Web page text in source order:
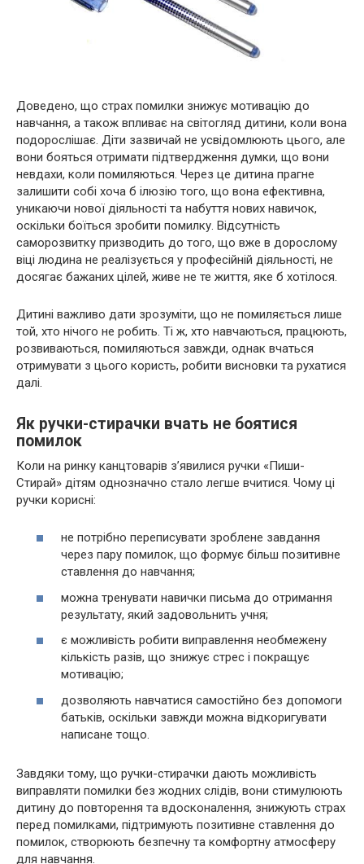
Доведено, що страх помилки знижує мотивацію до
навчання, а також впливає на світогляд дитини, коли вона
подорослішає. Діти зазвичай не усвідомлюють цього, але
вони бояться отримати підтвердження думки, що вони
невдахи, коли помиляються. Через це дитина прагне
залишити собі хоча б ілюзію того, що вона ефективна,
уникаючи нової діяльності та набуття нових навичок,
оскільки боїться зробити помилку. Відсутність
саморозвитку призводить до того, що вже в дорослому
віці людина не реалізується у професійній діяльності, не
досягає бажаних цілей, живе не те життя, яке б хотілося.
Дитині важливо дати зрозуміти, що не помиляється лише
той, хто нічого не робить. Ті ж, хто навчаються, працюють,
розвиваються, помиляються завжди, однак вчаться
отримувати з цього користь, робити висновки та рухатися
далі.
Як ручки-стирачки вчать не боятися
помилок
Коли на ринку канцтоварів з’явилися ручки «Пиши-
Стирай» дітям однозначно стало легше вчитися. Чому ці
ручки корисні:
не потрібно переписувати зроблене завдання
через пару помилок, що формує більш позитивне
ставлення до навчання;
можна тренувати навички письма до отримання
результату, який задовольнить учня;
є можливість робити виправлення необмежену
кількість разів, що знижує стрес і покращує
мотивацію;
дозволяють навчатися самостійно без допомоги
батьків, оскільки завжди можна відкоригувати
написане тощо.
Завдяки тому, що ручки-стирачки дають можливість
виправляти помилки без жодних слідів, вони стимулюють
дитину до повторення та вдосконалення, знижують страх
перед помилками, підтримують позитивне ставлення до
помилок, створюють безпечну та комфортну атмосферу
для навчання.